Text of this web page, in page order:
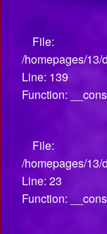
File:
/homepages/13/
Line: 139
Function:
File:
/homepages/
Line: 23
Function: